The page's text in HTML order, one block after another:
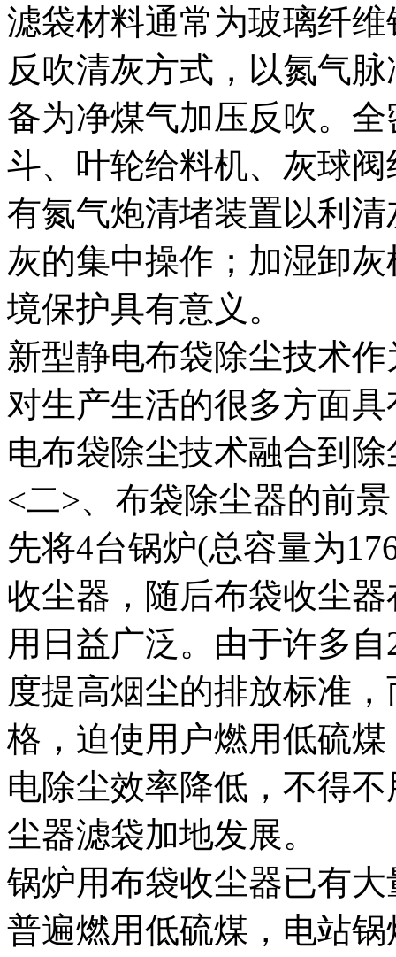
滤袋材料通常为玻璃纤
反吹清灰方式，以氮气
备为净煤气加压反吹。
斗、叶轮给料机、灰球
有氮气炮清堵装置以利
灰的集中操作；加湿卸
境保护具有意义。
新型静电布袋除尘技术
对生产生活的很多方面
电布袋除尘技术融合到
<二>、布袋除尘器的前景
先将4台锅炉(总容量为
收尘器，随后布袋收尘
用日益广泛。由于许多
度提高烟尘的排放标准
格，迫使用户燃用低硫
电除尘效率降低，不得
尘器滤袋加地发展。
锅炉用布袋收尘器已有
普遍燃用低硫煤，电站